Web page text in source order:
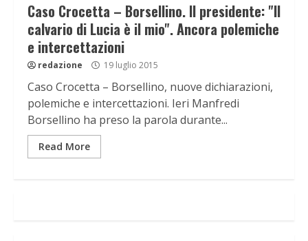
Caso Crocetta – Borsellino. Il presidente: "Il
calvario di Lucia è il mio". Ancora polemiche
e intercettazioni
redazione 19 luglio 2015
Caso Crocetta – Borsellino, nuove dichiarazioni,
polemiche e intercettazioni. Ieri Manfredi
Borsellino ha preso la parola durante...
Read More